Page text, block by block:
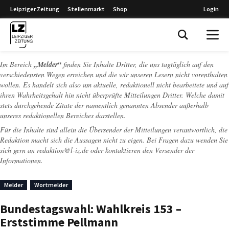
Leipziger Zeitung Stellenmarkt Shop Login
Im Bereich „Melder“ finden Sie Inhalte Dritter, die uns tagtäglich auf den
verschiedensten Wegen erreichen und die wir unseren Lesern nicht vorenthalten
wollen. Es handelt sich also um aktuelle, redaktionell nicht bearbeitete und auf
ihren Wahrheitsgehalt hin nicht überprüfte Mitteilungen Dritter. Welche damit
stets durchgehende Zitate der namentlich genannten Absender außerhalb
unseres redaktionellen Bereiches darstellen.
Für die Inhalte sind allein die Übersender der Mitteilungen verantwortlich, die
Redaktion macht sich die Aussagen nicht zu eigen. Bei Fragen dazu wenden Sie
sich gern an redaktion@l-iz.de oder kontaktieren den Versender der
Informationen.
Melder Wortmelder
Bundestagswahl: Wahlkreis 153 –
Erststimme Pellmann